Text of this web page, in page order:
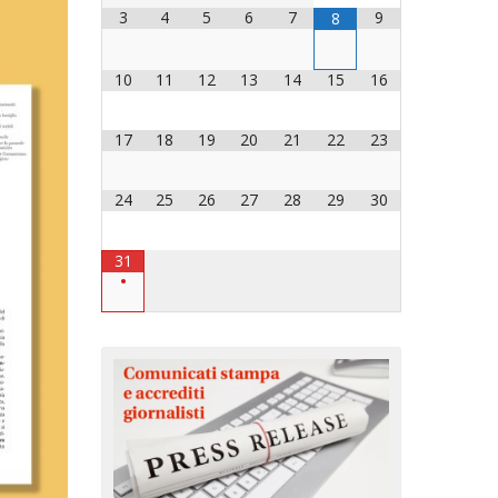
DIOCESANA
3 4 5 6 7 8 9
10 11 12 13 14 15 16
17 18 19 20 21 22 23
24 25 26 27 28 29 30
31
•